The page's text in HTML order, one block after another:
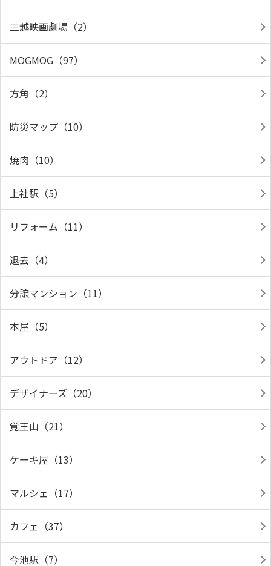
三越映画劇場（2）
MOGMOG（97）
方角（2）
防災マップ（10）
焼肉（10）
上社駅（5）
リフォーム（11）
退去（4）
分譲マンション（11）
本屋（5）
アウトドア（12）
デザイナーズ（20）
覚王山（21）
ケーキ屋（13）
マルシェ（17）
カフェ（37）
今池駅（7）